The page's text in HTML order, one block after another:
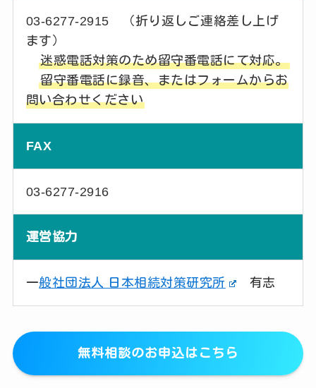
03-6277-2915 （折り返しご連絡差し上げ
ます）
迷惑電話対策のため留守番電話にて対応。
留守番電話に録音、またはフォームからお
問い合わせください
FAX
03-6277-2916
運営協力
一般社団法人 日本相続対策研究所 有志
無料相談のお申込はこちら